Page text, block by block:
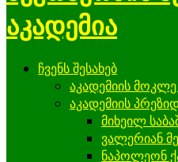
ჩვენს შესახებ
აკადემიის
აკადემიის
მიხეილ
ვალერიან
ნაპოლეონ